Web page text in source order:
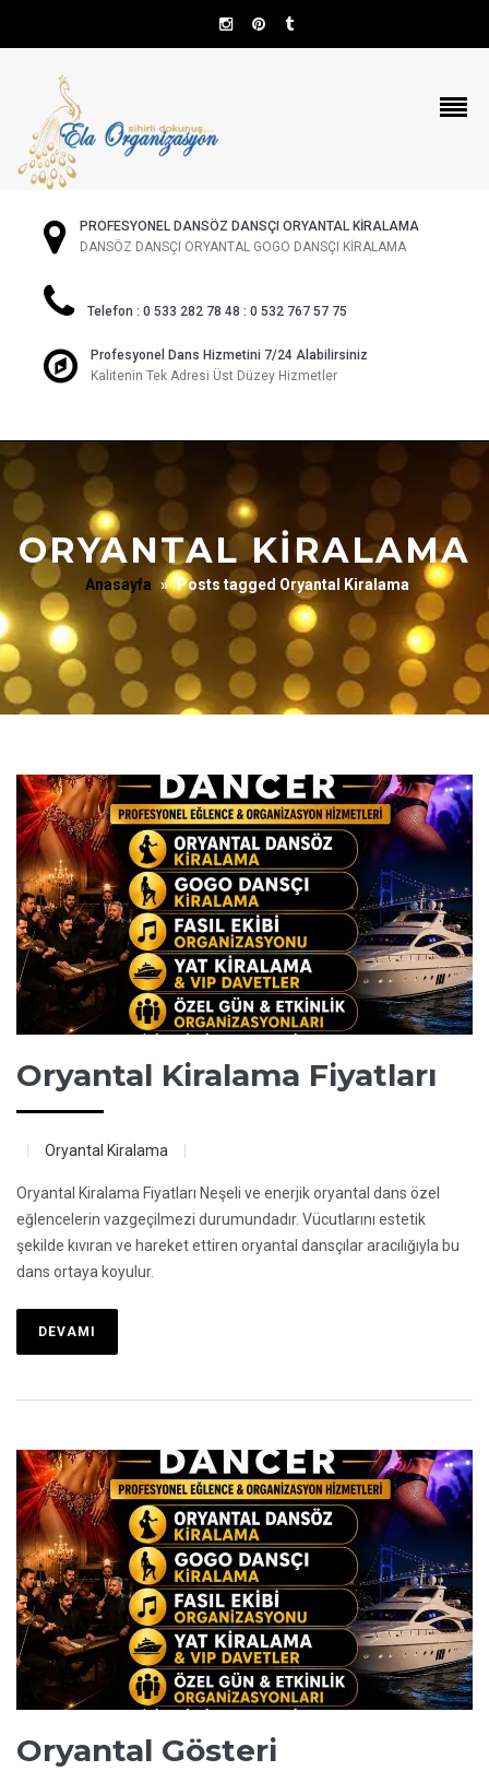
PROFESYONEL DANSÖZ DANSÇI ORYANTAL KİRALAMA
DANSÖZ DANSÇI ORYANTAL GOGO DANSÇI KİRALAMA
Telefon : 0 533 282 78 48 : 0 532 767 57 75
Profesyonel Dans Hizmetini 7/24 Alabilirsiniz
Kalitenin Tek Adresi Üst Düzey Hizmetler
ORYANTAL KIRALAMA
Anasayfa » Posts tagged Oryantal Kiralama
Oryantal Kiralama Fiyatları
Oryantal Kiralama
Oryantal Kiralama Fiyatları Neşeli ve enerjik oryantal dans özel
eğlencelerin vazgeçilmezi durumundadır. Vücutlarını estetik
şekilde kıvıran ve hareket ettiren oryantal dansçılar aracılığıyla bu
dans ortaya koyulur.
DEVAMI
Oryantal Gösteri